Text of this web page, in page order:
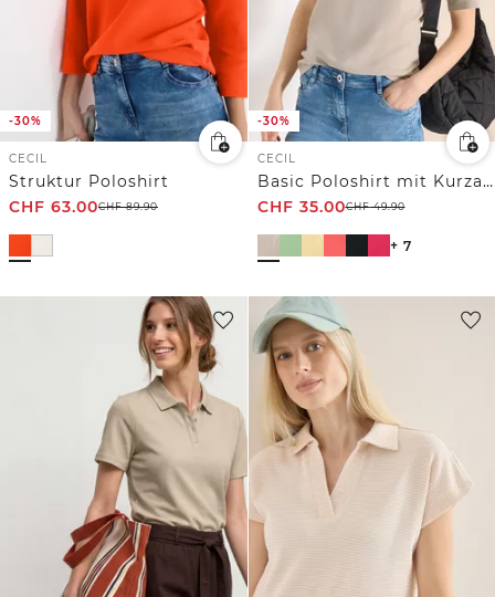
-30%
CECIL
Struktur Poloshirt
CHF 63.00CHF89.90
-30%
CECIL
Basic Poloshirt mit Kurzarm
CHF 35.00CHF49.90
+ 7